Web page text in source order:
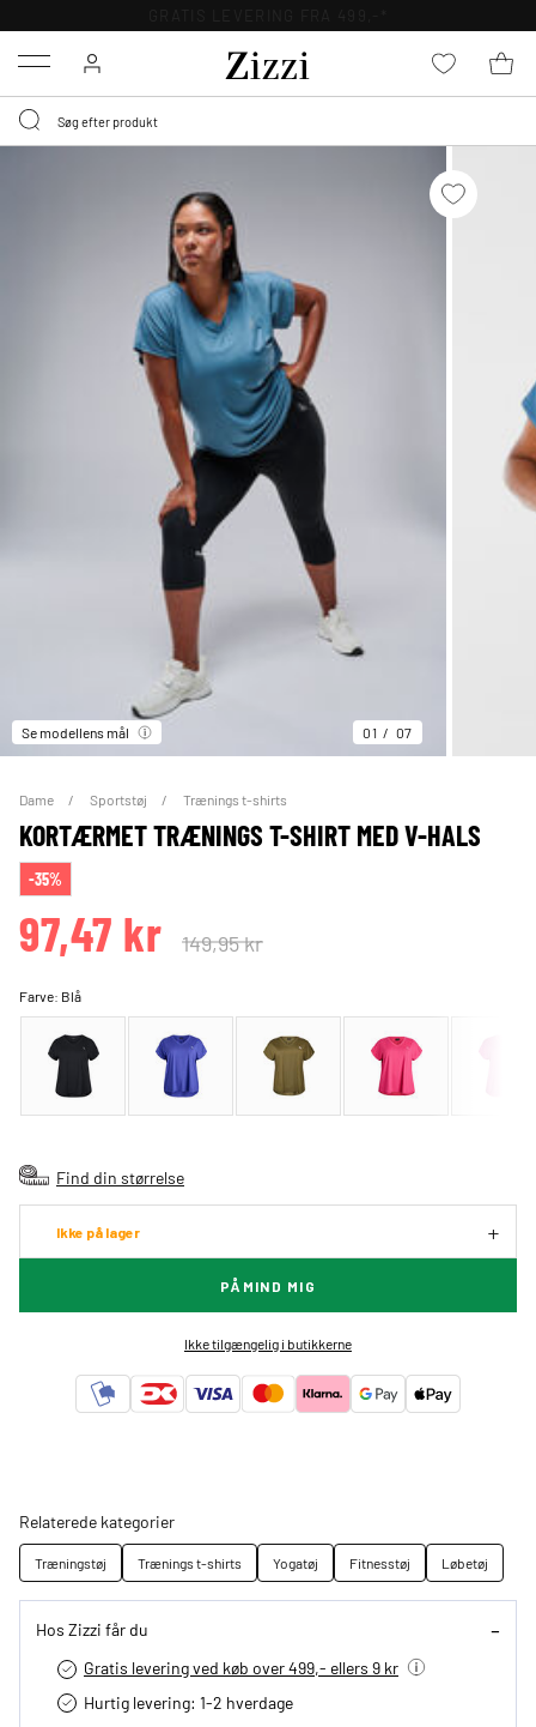
Menu
Se modellens mål 01 07
Dame Sportstøj Trænings t-shirts
KORTÆRMET TRÆNINGS T-SHIRT MED V-HALS
-35%
97,47 kr 149,95 kr
Farve: Blå
Find din størrelse
Ikke på lager
PÅMIND MIG
Ikke tilgængelig i butikkerne
Relaterede kategorier
Træningstøj Trænings t-shirts Yogatøj Fitnesstøj Løbetøj
Hos Zizzi får du
Gratis levering ved køb over 499,- ellers 9 kr
Hurtig levering­: 1-2 hverdage